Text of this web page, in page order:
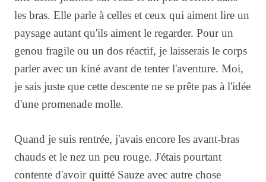
les bras. Elle parle à celles et ceux qui aiment lire un
paysage autant qu'ils aiment le regarder. Pour un
genou fragile ou un dos réactif, je laisserais le corps
parler avec un kiné avant de tenter l'aventure. Moi,
je sais juste que cette descente ne se prête pas à l'idée
d'une promenade molle.
Quand je suis rentrée, j'avais encore les avant-bras
chauds et le nez un peu rouge. J'étais pourtant
contente d'avoir quitté Sauze avec autre chose